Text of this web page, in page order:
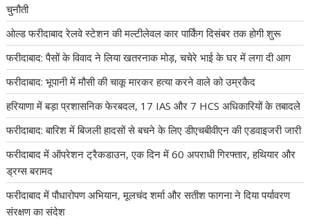
चुनौती
ओल्ड फरीदाबाद रेलवे स्टेशन की मल्टीलेवल कार पार्किंग दिसंबर तक होगी शुरू
फरीदाबाद: पैसों के विवाद ने लिया खतरनाक मोड़, चचेरे भाई के घर में लगा दी आग
फरीदाबाद: भूपानी में मौसी की चाकू मारकर हत्या करने वाले को उम्रकैद
हरियाणा में बड़ा प्रशासनिक फेरबदल, 17 IAS और 7 HCS अधिकारियों के तबादले
फरीदाबाद: बारिश में बिजली हादसों से बचने के लिए डीएचबीवीएन की एडवाइजरी जारी
फरीदाबाद में ऑपरेशन ट्रैकडाउन, एक दिन में 60 अपराधी गिरफ्तार, हथियार और
ड्रग्स बरामद
फरीदाबाद में पौधारोपण अभियान, मूलचंद शर्मा और सतीश फागना ने दिया पर्यावरण
संरक्षण का संदेश